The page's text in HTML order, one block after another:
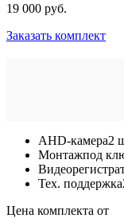
19 000 руб.
Заказать комплект
AHD-камера2
Монтажпод
Тех. поддержка
Цена комплекта от